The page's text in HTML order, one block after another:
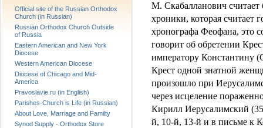
М. Скабалланович считает
хроники, которая считает
хронографа Феофана, это
говорит об обретении
императору Константину
Крест одной знатной
произошло при
через исцеление
Кирилл Иерусалимский
й, 10-й, 13-й и в письме к
Official site of the Russian Orthodox
Church (in Russian)
Russian Orthodox Church Outside
of Russia
Eastern American and New York
Diocese
Western American Diocese
Diocese of Chicago and Mid-
America
Pravoslavie.ru (in English)
Parishes-Church is Life (in Russian)
About Love, Marriage and Familty
Synod Supply - Orthodox Store